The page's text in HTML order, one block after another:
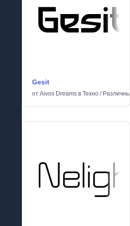
Gesit
от Aivos Dreams в Техно /